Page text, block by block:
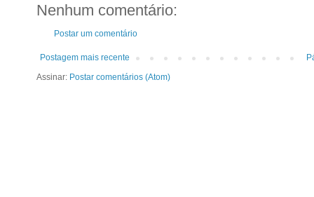
Nenhum comentário:
Postar um comentário
Postagem mais recente
Assinar: Postar comentários (Atom)